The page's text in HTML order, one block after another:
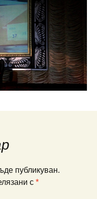
публикуван.
с *